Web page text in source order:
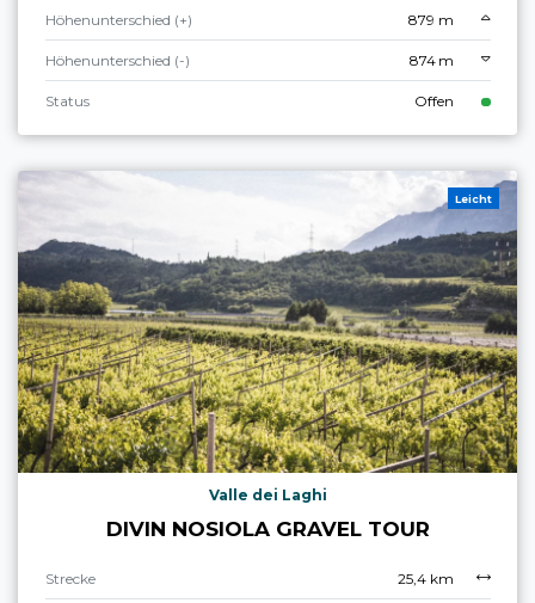
Höhenunterschied (+) 879 m
Höhenunterschied (-) 874 m
Status Offen
Leicht
Valle dei Laghi
DIVIN NOSIOLA GRAVEL TOUR
Strecke 25,4 km